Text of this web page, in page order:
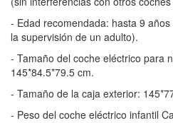
- Edad recomendada: hasta 9
la supervisión de un adulto).
- Tamaño del coche eléctrico para
145*84.5*79.5 cm.
- Tamaño de la caja exterior:
- Peso del coche eléctrico infantil